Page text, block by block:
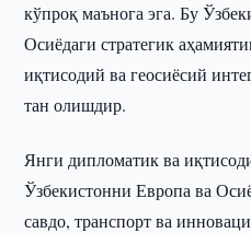
кўпроқ маънога эга. Бу
Осиёдаги стратегик
иқтисодий ва геосиёсий
тан олишдир.
Янги дипломатик ва
Ўзбекистонни Европа ва
савдо, транспорт ва